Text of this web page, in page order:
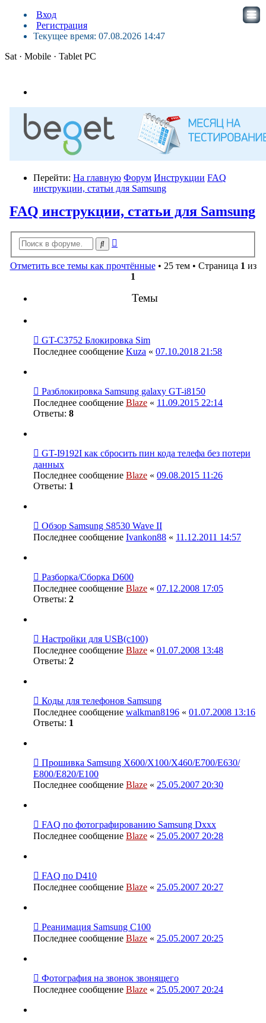
Вход
Регистрация
Текущее время: 07.08.2026 14:47
Sat · Mobile · Tablet PC
Перейти: На главную Форум Инструкции FAQ
инструкции, статьи для Samsung
FAQ инструкции, статьи для Samsung
Поиск
Отметить все темы как прочтённые• 25 тем • Страница 1 из
1
Темы
GT-C3752 Блокировка Sim
Последнее сообщение Kuza « 07.10.2018 21:58
Разблокировка Samsung galaxy GT-i8150
Последнее сообщение Blaze « 11.09.2015 22:14
Ответы: 8
GT-I9192I как сбросить пин кода телефа без потери
данных
Последнее сообщение Blaze « 09.08.2015 11:26
Ответы: 1
Обзор Samsung S8530 Wave II
Последнее сообщение Ivankon88 « 11.12.2011 14:57
Разборка/Сборка D600
Последнее сообщение Blaze « 07.12.2008 17:05
Ответы: 2
Настройки для USB(с100)
Последнее сообщение Blaze « 01.07.2008 13:48
Ответы: 2
Коды для телефонов Samsung
Последнее сообщение walkman8196 « 01.07.2008 13:16
Ответы: 1
Прошивка Samsung X600/X100/X460/E700/Е630/
Е800/E820/Е100
Последнее сообщение Blaze « 25.05.2007 20:30
FAQ по фотографированию Samsung Dxxx
Последнее сообщение Blaze « 25.05.2007 20:28
FAQ по D410
Последнее сообщение Blaze « 25.05.2007 20:27
Реанимация Samsung C100
Последнее сообщение Blaze « 25.05.2007 20:25
Фотография на звонок звонящего
Последнее сообщение Blaze « 25.05.2007 20:24